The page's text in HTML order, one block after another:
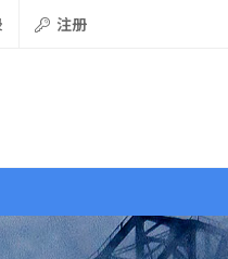
注册
器材 行摄